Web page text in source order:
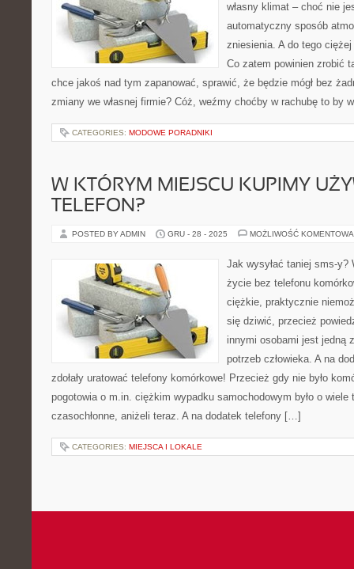
własny klimat – choć nie
automatyczny sposób
zniesienia. A do tego
Co zatem powinien zrobić
chce jakoś nad tym zapanować, sprawić, że będzie mógł bez
zmiany we własnej firmie? Cóż, weźmy choćby w rachubę to by
CATEGORIES: MODOWE PORADNIKI
W KTÓRYM MIEJSCU KUPIMY
TELEFON?
POSTED BY ADMIN GRU - 28 - 2025 MOŻLIWOŚĆ
Jak wysyłać taniej sms-
życie bez telefonu
ciężkie, praktycznie
się dziwić, przecież
innymi osobami jest jedną
potrzeb człowieka. A na
zdołały uratować telefony komórkowe! Przecież gdy nie było
pogotowia o m.in. ciężkim wypadku samochodowym było o wiele
czasochłonne, aniżeli teraz. A na dodatek telefony […]
CATEGORIES: MIEJSCA I LOKALE